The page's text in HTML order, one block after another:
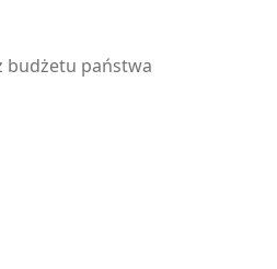
budżetu państwa